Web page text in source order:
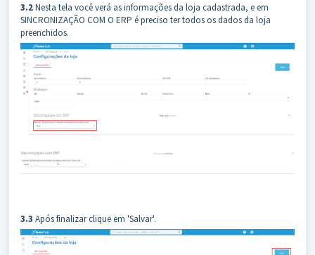
3.2Nesta tela você verá as informações da loja cadastrada, e em
SINCRONIZAÇÃO COM O ERP é preciso ter todos os dados da loja
preenchidos.
3.3 Após finalizar clique em 'Salvar'.